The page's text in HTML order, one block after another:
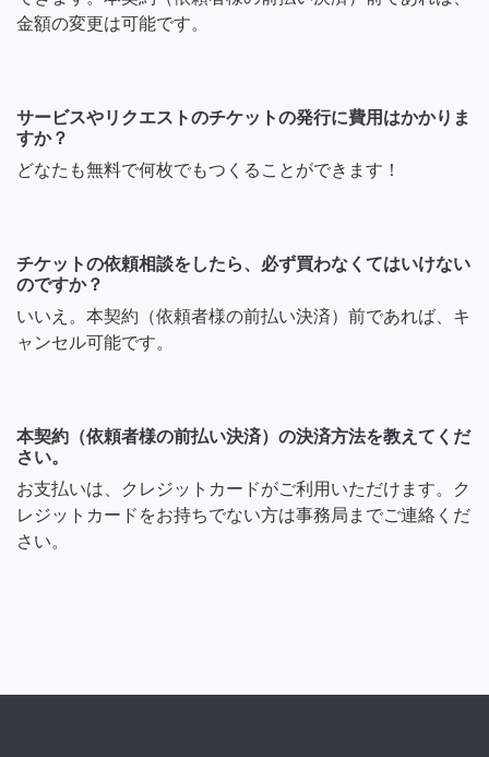
金額の変更は可能です。
サービスやリクエストのチケットの発行に費用はかかりま
すか？
どなたも無料で何枚でもつくることができます！
チケットの依頼相談をしたら、必ず買わなくてはいけない
のですか？
いいえ。本契約（依頼者様の前払い決済）前であれば、キ
ャンセル可能です。
本契約（依頼者様の前払い決済）の決済方法を教えてくだ
さい。
お支払いは、クレジットカードがご利用いただけます。ク
レジットカードをお持ちでない方は事務局までご連絡くだ
さい。